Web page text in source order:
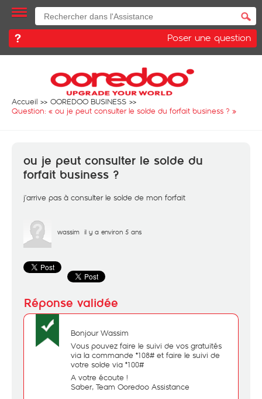
Poser une question
Accueil
OOREDOO BUSINESS
Question: « ou je peut consulter le solde du forfait business ? »
ou je peut consulter le solde du
forfait business ?
j’arrive pas à consulter le solde de mon forfait
wassim il y a environ 5 ans
Bonjour Wassim
Vous pouvez faire le suivi de vos gratuités
via la commande *108# et faire le suivi de
votre solde via *100#
A votre écoute !
Saber, Team Ooredoo Assistance